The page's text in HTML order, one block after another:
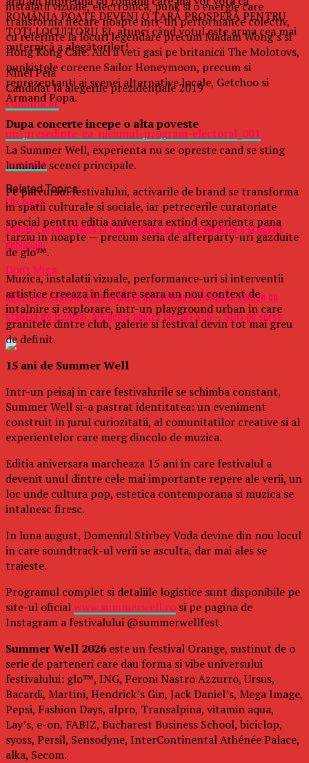
ROMÂNIA POATE DEVENI O ȚARĂ PROSPERĂ PENTRU
TOȚI LOCUITORII EI, atunci când votul este arma cea mai
puternică a alegătorilor!
Ninel Peia
Candidat la alegerile prezidențiale 2019
comunicat
un-presedinte-ca-niciunul-program-electoral_001
notariat
Related Topics:
Up Next
Concert Bryan Adams la Cluj-Napoca. Ce piesă surpriză a pregătit
publicului
Don't Miss
Metrorex: Accesul Ã®n staÅ£ia de metrou CrÃ¢ngaÅi, comun cu
staÅ£ia de tramvai, Ã®nchis pentru lucrÄri STB – Stiri pe surse
instalatii vizuale, electronica, punk si o energie care
transforma fiecare noapte intr-un performance colectiv,
cu referinte la locuri legendare precum Madam Wong’s si
Hong Kong Cafe. Aici ii veti gasi pe britanicii The Molotovs,
punkistele coreene Sailor Honeymoon, precum si
reprezentanti ai scenei alternative locale, Getchoo si
Armand Popa.
Dupa concerte incepe o alta poveste
La Summer Well, experienta nu se opreste cand se sting
luminile scenei principale.
Pe parcursul festivalului, activarile de brand se transforma
in spatii culturale si sociale, iar petrecerile curatoriate
special pentru editia aniversara extind experienta pana
tarziu in noapte — precum seria de afterparty-uri gazduite
de glo™.
Muzica, instalatii vizuale, performance-uri si interventii
artistice creeaza in fiecare seara un nou context de
intalnire si explorare, intr-un playground urban in care
granitele dintre club, galerie si festival devin tot mai greu
de definit.
15 ani de Summer Well
Intr-un peisaj in care festivalurile se schimba constant,
Summer Well si-a pastrat identitatea: un eveniment
construit in jurul curiozitatii, al comunitatilor creative si al
experientelor care merg dincolo de muzica.
Editia aniversara marcheaza 15 ani in care festivalul a
devenit unul dintre cele mai importante repere ale verii, un
loc unde cultura pop, estetica contemporana si muzica se
intalnesc firesc.
In luna august, Domeniul Stirbey Voda devine din nou locul
in care soundtrack-ul verii se asculta, dar mai ales se
traieste.
Programul complet si detaliile logistice sunt disponibile pe
site-ul oficialwww.summerwell.ro si pe pagina de
Instagram a festivalului @summerwellfest.
Summer Well 2026 este un festival Orange, sustinut de o
serie de parteneri care dau forma si vibe universului
festivalului: glo™, ING, Peroni Nastro Azzurro, Ursus,
Bacardi, Martini, Hendrick’s Gin, Jack Daniel’s, Mega Image,
Pepsi, Fashion Days, alpro, Transalpina, vitamin aqua,
Lay’s, e-on, FABIZ, Bucharest Business School, biciclop,
syoss, Persil, Sensodyne, InterContinental Athénée Palace,
alka, Secom.